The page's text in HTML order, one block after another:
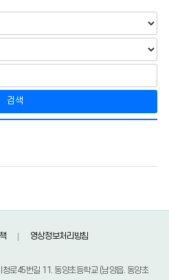
검색
영상정보처리방침
로45번길 11. 동양초등학교 (남양읍. 동양초